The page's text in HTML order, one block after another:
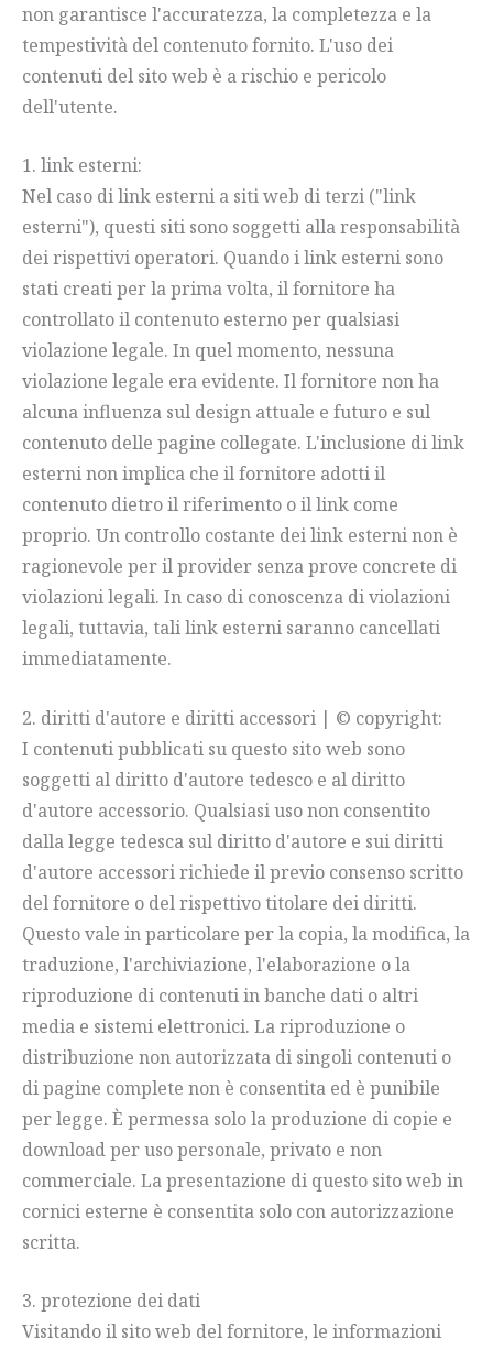
non garantisce l'accuratezza, la completezza e la
tempestività del contenuto fornito. L'uso dei
contenuti del sito web è a rischio e pericolo
dell'utente.
1. link esterni:
Nel caso di link esterni a siti web di terzi ("link
esterni"), questi siti sono soggetti alla responsabilità
dei rispettivi operatori. Quando i link esterni sono
stati creati per la prima volta, il fornitore ha
controllato il contenuto esterno per qualsiasi
violazione legale. In quel momento, nessuna
violazione legale era evidente. Il fornitore non ha
alcuna influenza sul design attuale e futuro e sul
contenuto delle pagine collegate. L'inclusione di link
esterni non implica che il fornitore adotti il
contenuto dietro il riferimento o il link come
proprio. Un controllo costante dei link esterni non è
ragionevole per il provider senza prove concrete di
violazioni legali. In caso di conoscenza di violazioni
legali, tuttavia, tali link esterni saranno cancellati
immediatamente.
2. diritti d'autore e diritti accessori | © copyright:
I contenuti pubblicati su questo sito web sono
soggetti al diritto d'autore tedesco e al diritto
d'autore accessorio. Qualsiasi uso non consentito
dalla legge tedesca sul diritto d'autore e sui diritti
d'autore accessori richiede il previo consenso scritto
del fornitore o del rispettivo titolare dei diritti.
Questo vale in particolare per la copia, la modifica, la
traduzione, l'archiviazione, l'elaborazione o la
riproduzione di contenuti in banche dati o altri
media e sistemi elettronici. La riproduzione o
distribuzione non autorizzata di singoli contenuti o
di pagine complete non è consentita ed è punibile
per legge. È permessa solo la produzione di copie e
download per uso personale, privato e non
commerciale. La presentazione di questo sito web in
cornici esterne è consentita solo con autorizzazione
scritta.
3. protezione dei dati
Visitando il sito web del fornitore, le informazioni